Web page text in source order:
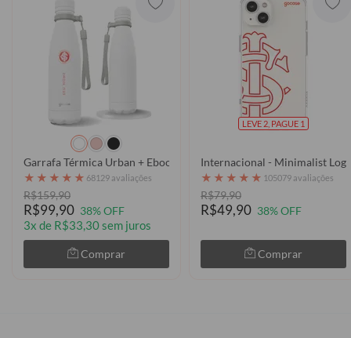
Garrafa Térmica Urban + Ebook - Internacional - Escudo
★ ★ ★ ★ ★ 68129 avaliações
R$159,90
R$99,90 38% OFF
3x de R$33,30 sem juros
Comprar
LEVE 2, PAGUE 1
Internacional - Minimalist
★ ★ ★ ★ ★ 105079 avaliações
R$79,90
R$49,90 38% OFF
Comprar